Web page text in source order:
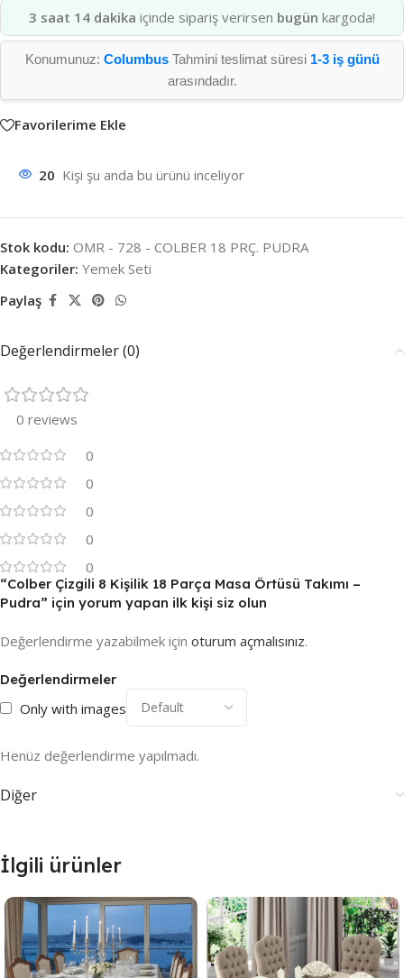
3 saat 14 dakika içinde sipariş verirsen bugün kargoda!
Konumunuz: ColumbusTahmini teslimat süresi 1-3 iş günü
arasındadır.
Favorilerime Ekle
20 Kişi şu anda bu ürünü inceliyor
Stok kodu: OMR - 728 - COLBER 18 PRÇ. PUDRA
Kategoriler: Yemek Seti
Paylaş
Değerlendirmeler (0)
0 reviews
0
0
0
0
0
Değerlendirmeler
Only with images
Henüz değerlendirme yapılmadı.
“Colber Çizgili 8 Kişilik 18 Parça Masa Örtüsü Takımı –
Pudra” için yorum yapan ilk kişi siz olun
Değerlendirme yazabilmek için oturum açmalısınız.
Diğer
İlgili ürünler